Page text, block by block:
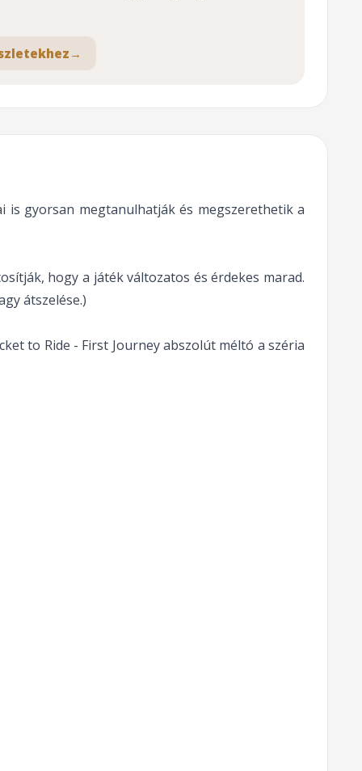
→
is gyorsan megtanulhatják és megszerethetik a
hogy a játék változatos és érdekes marad.
átszelése.)
to Ride - First Journey abszolút méltó a széria